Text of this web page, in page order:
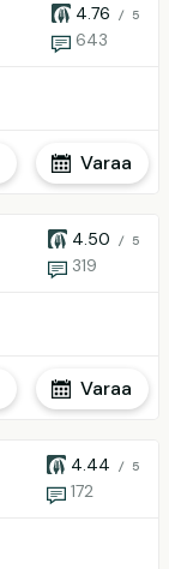
4.76 / 5
643
Varaa
4.50 / 5
319
Varaa
4.44 / 5
172